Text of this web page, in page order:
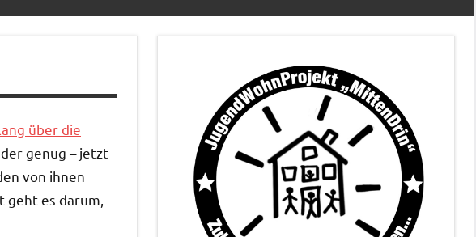
über die
genug – jetzt
von ihnen
es darum,